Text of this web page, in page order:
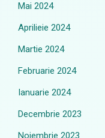
Mai 2024
Aprilieie 2024
Martie 2024
Februarie 2024
Ianuarie 2024
Decembrie 2023
Noiembrie 2023